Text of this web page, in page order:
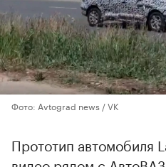
Фото: Avtograd news / VK
Прототип автомобиля